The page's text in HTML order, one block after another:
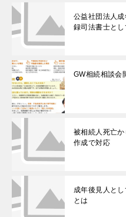
公益社団法人
録司法書士と
GW相続相談会
被相続人死亡
作成で対応
成年後見人と
とは